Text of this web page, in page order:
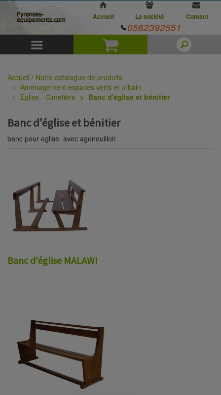
Panier
Accueil La société Contact
0562392551
Accueil / Notre catalogue de produits
Aménagement espaces verts et urbain
Eglise - Cimetière
Banc d'église et bénitier
Banc d'église et bénitier
banc pour eglise avec agenouilloir
Banc d'église MALAWI